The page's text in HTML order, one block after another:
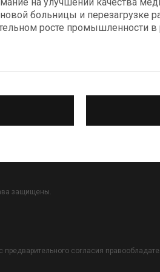
больницы и перезагрузке
росте промышленности
защищены.
предварительного согласия